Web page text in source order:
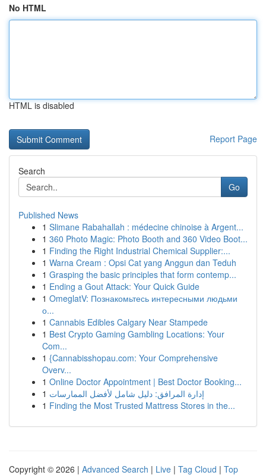
No HTML
HTML is disabled
Report Page
Search
Go
Published News
1 Slimane Rabahallah : médecine chinoise à Argent...
1 360 Photo Magic: Photo Booth and 360 Video Boot...
1 Finding the Right Industrial Chemical Supplier:...
1 Warna Cream : Opsi Cat yang Anggun dan Teduh
1 Grasping the basic principles that form contemp...
1 Ending a Gout Attack: Your Quick Guide
1 OmeglatV: Познакомьтесь интересными людьми
о...
1 Cannabis Edibles Calgary Near Stampede
1 Best Crypto Gaming Gambling Locations: Your
Com...
1 {Cannabisshopau.com: Your Comprehensive
Overv...
1 Online Doctor Appointment | Best Doctor Booking...
1 إدارة المرافق: دليل شامل لأفضل الممارسات
1 Finding the Most Trusted Mattress Stores in the...
Copyright © 2026 | Advanced Search | Live | Tag Cloud | Top